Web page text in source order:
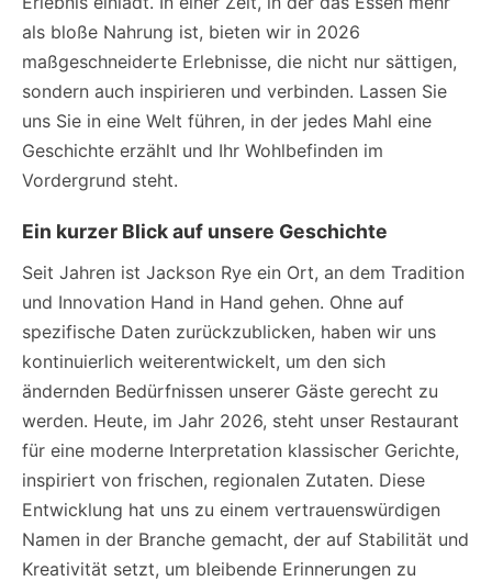
als bloße Nahrung ist, bieten wir in 2026
maßgeschneiderte Erlebnisse, die nicht nur sättigen,
sondern auch inspirieren und verbinden. Lassen Sie
uns Sie in eine Welt führen, in der jedes Mahl eine
Geschichte erzählt und Ihr Wohlbefinden im
Vordergrund steht.
Ein kurzer Blick auf unsere Geschichte
Seit Jahren ist Jackson Rye ein Ort, an dem Tradition
und Innovation Hand in Hand gehen. Ohne auf
spezifische Daten zurückzublicken, haben wir uns
kontinuierlich weiterentwickelt, um den sich
ändernden Bedürfnissen unserer Gäste gerecht zu
werden. Heute, im Jahr 2026, steht unser Restaurant
für eine moderne Interpretation klassischer Gerichte,
inspiriert von frischen, regionalen Zutaten. Diese
Entwicklung hat uns zu einem vertrauenswürdigen
Namen in der Branche gemacht, der auf Stabilität und
Kreativität setzt, um bleibende Erinnerungen zu